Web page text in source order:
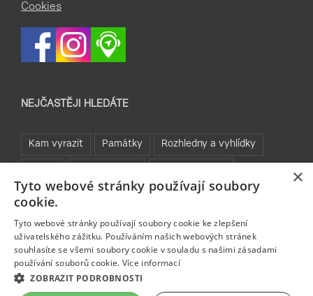
Cookies
NEJČASTĚJI HLEDÁTE
Kam vyrazit Památky Rozhledny a vyhlídky
Běžky Rozhledny
Bavte se v Jablonci
×
Tyto webové stránky používají soubory
cookie.
Tyto webové stránky používají soubory cookie ke zlepšení
uživatelského zážitku. Používáním našich webových stránek
souhlasíte se všemi soubory cookie v souladu s našimi zásadami
používání souborů cookie. Více informací
ZOBRAZIT PODROBNOSTI